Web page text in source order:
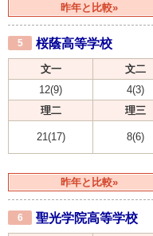
昨年と比較»
5 桜蔭高等学校
文一 文二
12(9)
4(3)
理二
理三
21(17) 8(6)
昨年と比較»
6 聖光学院高等学校